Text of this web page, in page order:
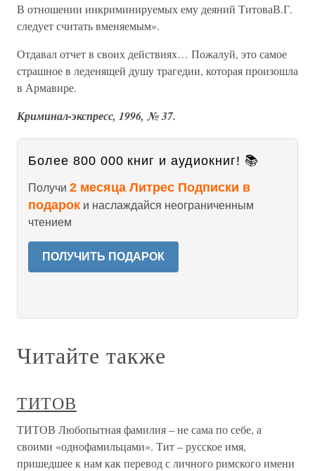
В отношении инкриминируемых ему деяний ТитоваВ.Г.
следует считать вменяемым».
Отдавал отчет в своих действиях… Пожалуй, это самое
страшное в леденящей душу трагедии, которая произошла
в Армавире.
Криминал-экспресс, 1996, № 37.
Более 800 000 книг и аудиокниг! 📚
Получи 2 месяца Литрес Подписки в
подарок и наслаждайся неограниченным
чтением
ПОЛУЧИТЬ ПОДАРОК
Читайте также
ТИТОВ
ТИТОВ Любопытная фамилия – не сама по себе, а
своими «однофамильцами». Тит – русское имя,
пришедшее к нам как перевод с личного римского имени